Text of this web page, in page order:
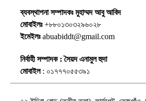
ব্যবস্থাপনা সম্পাদকঃ মুহাম্মদ আবু আবিদ
মোবাইলঃ+৮৮০১৩০৩২৯৬০২৮
ইমেইলঃabuabiddt@gmail.com
নির্বাহী সম্পাদক : সৈয়দ এনামুল হুদা
মোবাইল: ০১৭৭৭০৫৫৩৯১